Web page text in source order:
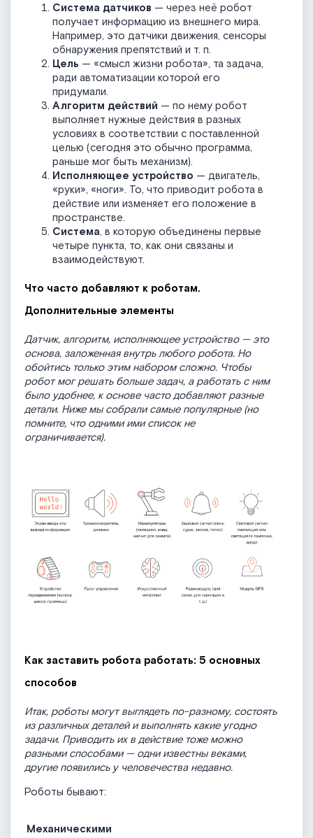
Система датчиков — через неё робот
получает информацию из внешнего мира.
Например, это датчики движения, сенсоры
обнаружения препятствий и т. п.
Цель — «смысл жизни робота», та задача,
ради автоматизации которой его
придумали.
Алгоритм действий — по нему робот
выполняет нужные действия в разных
условиях в соответствии с поставленной
целью (сегодня это обычно программа,
раньше мог быть механизм).
Исполняющее устройство — двигатель,
«руки», «ноги». То, что приводит робота в
действие или изменяет его положение в
пространстве.
Система, в которую объединены первые
четыре пункта, то, как они связаны и
взаимодействуют.
Что часто добавляют к роботам.
Дополнительные элементы
Датчик, алгоритм, исполняющее устройство — это
основа, заложенная внутрь любого робота. Но
обойтись только этим набором сложно. Чтобы
робот мог решать больше задач, а работать с ним
было удобнее, к основе часто добавляют разные
детали. Ниже мы собрали самые популярные (но
помните, что одними ими список не
ограничивается).
Как заставить робота работать: 5 основных
способов
Итак, роботы могут выглядеть по-разному, состоять
из различных деталей и выполнять какие угодно
задачи. Приводить их в действие тоже можно
разными способами — одни известны веками,
другие появились у человечества недавно.
Роботы бывают:
Механическими